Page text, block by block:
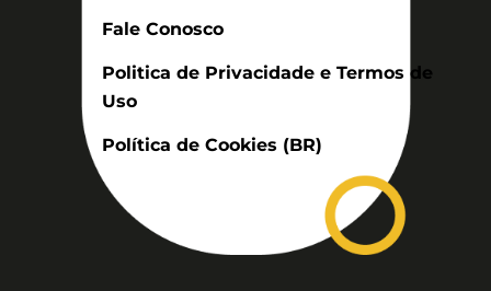
Fale Conosco
Politica de Privacidade e Termos de
Uso
Política de Cookies (BR)